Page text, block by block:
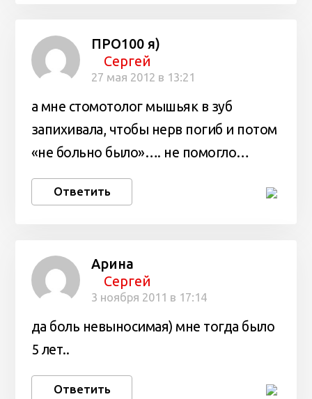
ПРО100 я)
Сергей
27 мая 2012 в 13:21
а мне стомотолог мышьяк в зуб
запихивала, чтобы нерв погиб и потом
«не больно было»…. не помогло…
Ответить
Арина
Сергей
3 ноября 2011 в 17:14
да боль невыносимая) мне тогда было
5 лет..
Ответить